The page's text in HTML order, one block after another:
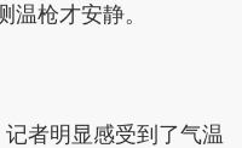
温枪才安静。
者明显感受到了气温